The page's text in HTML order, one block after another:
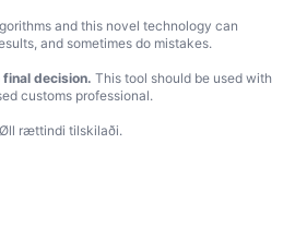
and this novel technology can
and sometimes do mistakes.
final decision. This tool should be used with
customs professional.
Øll rættindi tilskilaði.